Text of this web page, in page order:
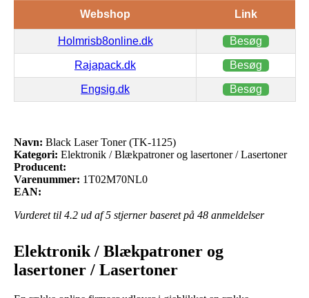
Webshop Link
Holmrisb8online.dk Besøg
Rajapack.dk Besøg
Engsig.dk Besøg
Navn: Black Laser Toner (TK-1125)
Kategori: Elektronik / Blækpatroner og lasertoner / Lasertoner
Producent:
Varenummer: 1T02M70NL0
EAN:
Vurderet til 4.2 ud af 5 stjerner baseret på 48 anmeldelser
Elektronik / Blækpatroner og
lasertoner / Lasertoner